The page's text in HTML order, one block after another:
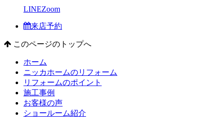
LINEZoom
来店予約
このページのトップへ
ホーム
ニッカホームのリフォーム
リフォームのポイント
施工事例
お客様の声
ショールーム紹介